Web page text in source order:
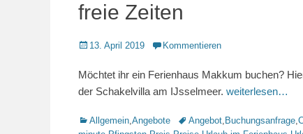
freie Zeiten
Veröffentlicht
13. April 2019 Kommentieren
Möchtet ihr ein Ferienhaus Makkum buchen?
der Schakelvilla am IJsselmeer. weiterlesen…
Kategorien
Allgemein,Angebote Schlagworte
Angebot, Buchungsanfrage,